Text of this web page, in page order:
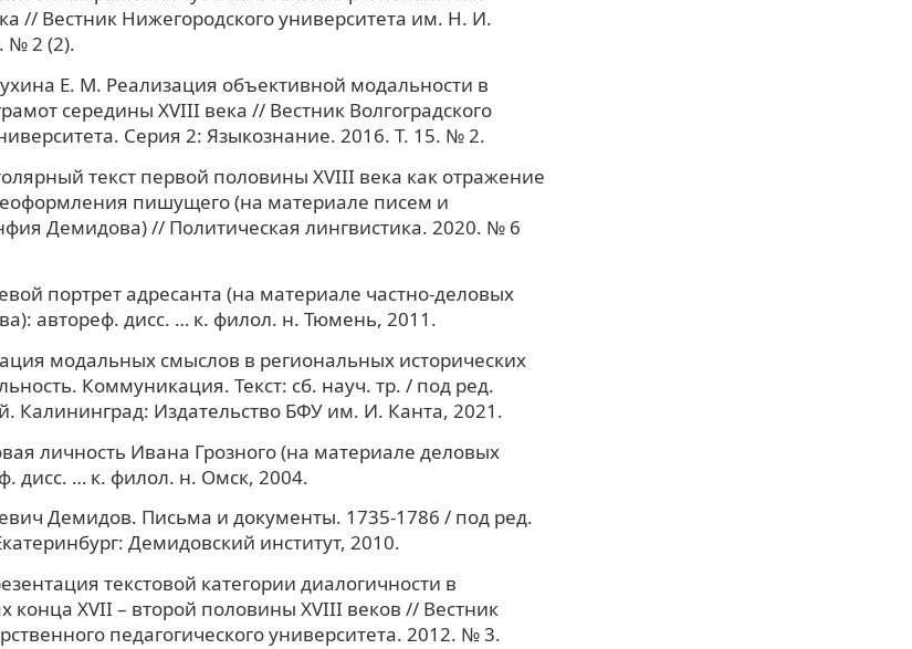
// Вестник Нижегородского университета им. Н. И.
№ 2 (2).
Е. М. Реализация объективной модальности в
середины XVIII века // Вестник Волгоградского
Серия 2: Языкознание. 2016. Т. 15. № 2.
текст первой половины XVIII века как отражение
пишущего (на материале писем и
Демидова) // Политическая лингвистика. 2020. № 6
портрет адресанта (на материале частно-деловых
автореф. дисс. … к. филол. н. Тюмень, 2011.
модальных смыслов в региональных исторических
Коммуникация. Текст: сб. науч. тр. / под ред.
Калининград: Издательство БФУ им. И. Канта, 2021.
личность Ивана Грозного (на материале деловых
дисс. … к. филол. н. Омск, 2004.
Демидов. Письма и документы. 1735-1786 / под ред.
Демидовский институт, 2010.
текстовой категории диалогичности в
конца XVII – второй половины XVIII веков // Вестник
педагогического университета. 2012. № 3.